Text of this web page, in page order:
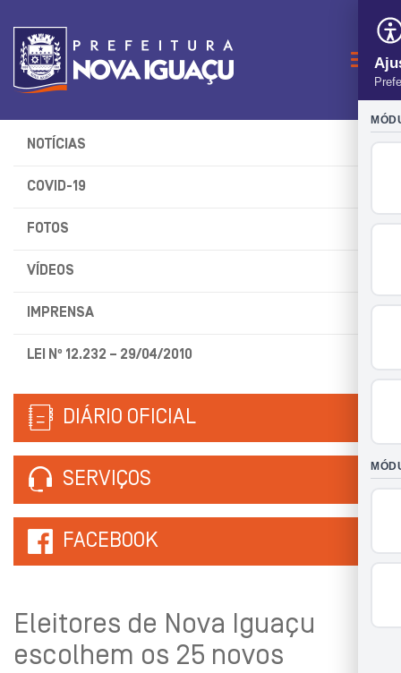
NOTÍCIAS
COVID-19
FOTOS
VÍDEOS
IMPRENSA
LEI Nº 12.232 – 29/04/2010
DIÁRIO OFICIAL
SERVIÇOS
FACEBOOK
Eleitores de Nova Iguaçu
escolhem os 25 novos